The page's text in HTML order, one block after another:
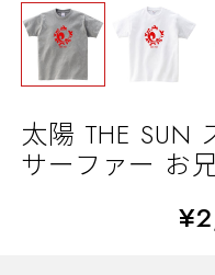
太陽 THE SUN
サーファー お